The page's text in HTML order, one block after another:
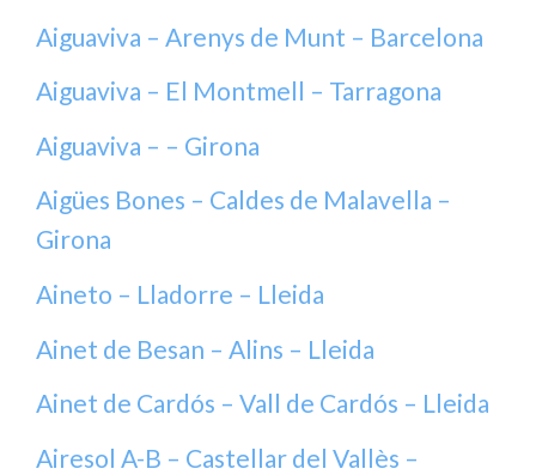
Aiguaviva – Arenys de Munt – Barcelona
Aiguaviva – El Montmell – Tarragona
Aiguaviva – – Girona
Aigües Bones – Caldes de Malavella –
Girona
Aineto – Lladorre – Lleida
Ainet de Besan – Alins – Lleida
Ainet de Cardós – Vall de Cardós – Lleida
Airesol A-B – Castellar del Vallès –